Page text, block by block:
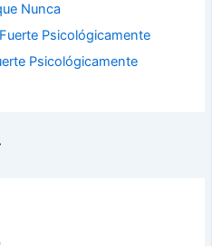
Nunca
Psicológicamente